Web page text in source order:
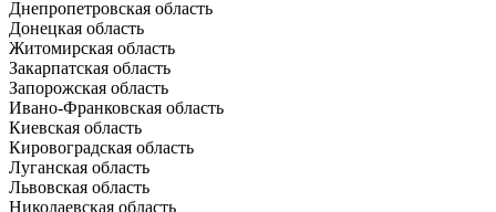
Днепропетровская область
Донецкая область
Житомирская область
Закарпатская область
Запорожская область
Ивано-Франковская область
Киевская область
Кировоградская область
Луганская область
Львовская область
Николаевская область